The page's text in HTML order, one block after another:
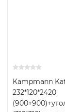
Kampmann
232*120*2420